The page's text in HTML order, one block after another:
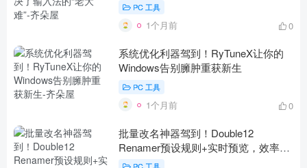
PC 工具
1个月前 0
系统优化利器驾到！RyTuneX让你的
Windows告别臃肿重获新生
PC 工具
1个月前 0
批量改名神器驾到！Double12
Renamer预设规则+实时预览，效率翻
倍